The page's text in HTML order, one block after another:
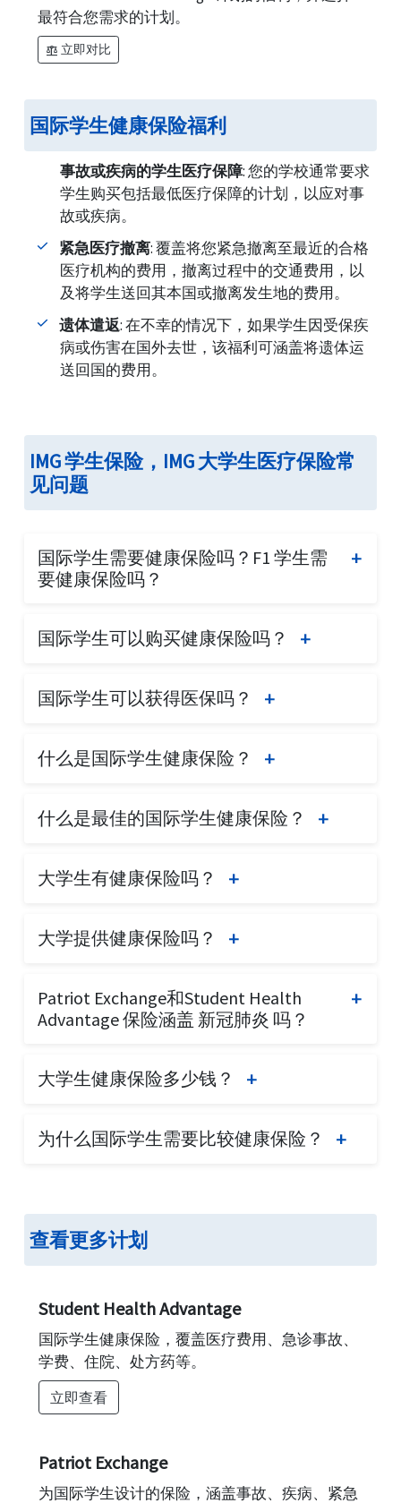
最符合您需求的计划。
balance 立即对比
国际学生健康保险福利
事故或疾病的学生医疗保障: 您的学校通常要求
学生购买包括最低医疗保障的计划，以应对事
故或疾病。
紧急医疗撤离: 覆盖将您紧急撤离至最近的合格
医疗机构的费用，撤离过程中的交通费用，以
及将学生送回其本国或撤离发生地的费用。
遗体遣返: 在不幸的情况下，如果学生因受保疾
病或伤害在国外去世，该福利可涵盖将遗体运
送回国的费用。
IMG 学生保险，IMG 大学生医疗保险常
见问题
国际学生需要健康保险吗？F1 学生需
要健康保险吗？
康保险。美国的医疗费用是世界上最高的，轻
随时可能发生，而且往往发生在我们最不期待
因此，学生应在发生紧急情况之前就有适当的
国际学生可以购买健康保险吗？
我们在美国访客保险公司提供了多种学生保险
更具经济性，并且提供类似的保障福利。
外保险，以及是否能获得该学生保险的豁免。
国际学生可以获得医保吗？
邦医疗保险）。医疗保险 是美国政府的一个项
什么是国际学生健康保险？
提供的健康保险，无论是短期还是长期。许多
与项目时提供一定水平的健康保险。
比较和找到适合您的学生健康保险计划变得更
什么是最佳的国际学生健康保险？
生保险可以成为适用于所有学生的最佳国际学
健康保险的费用。
大学生有健康保险吗？
健康保险计划。非美国公民可以购买访客保险
险便宜。学生可以比较不同的学生医疗保险计
划，并做出明智的选择。
大学提供健康保险吗？
生没有其他保险，可能会要求购买此保险。请
与您的学校确认可用的选项。然而，美国访客
Patriot Exchange和Student Health
Advantage 保险涵盖 新冠肺炎 吗？
保险包括因 新冠肺炎 导致的符合条件的医疗
大学生健康保险多少钱？
障福利、学生的年龄、所需的医疗最高限额和
为什么国际学生需要比较健康保险？
相似，不同的学生保险计划确实有一些额外的
福利或可能有一些特定的限制。
足够的保障，比较不同的学生健康保险计划的
以下是比较学生健康保险计划的重要因素：
保单最高限额：
额，通常在 $五万 到 $一百万 之间。它是保险
保单指南和条款计算。
免赔额：免赔额的选项在计划之间可能从 $五
查看更多计划
Student Health Advantage
国际学生健康保险，覆盖医疗费用、急诊事故、
学费、住院、处方药等。
立即查看
Patriot Exchange
为国际学生设计的保险，涵盖事故、疾病、紧急